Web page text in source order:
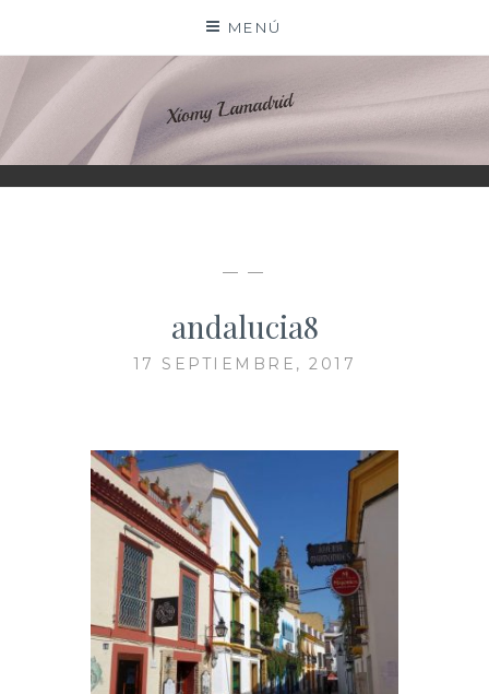
contenido
MENÚ
XIOMY LAMADRID
— —
andalucia8
17 SEPTIEMBRE, 2017